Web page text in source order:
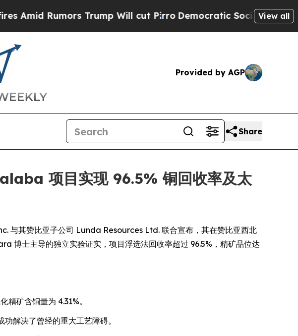
Trump Will cut PirroDemocratic Socialists of AmericaView all
Provided by AGP
Share
项目实现 96.5% 铜回收率及太
与其赞比亚子公司 Lunda Resources Ltd. 联合宣布，其在赞比亚西北
士主导的独立实验证实，项目浮选法回收率超过 96.5%，精矿品位达
矿含铜量为 4.31%。
解决了曾经的重大工艺障碍。